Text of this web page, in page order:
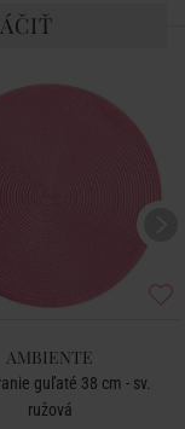
AMBIENTE
guľaté 38 cm - sv.
ružová